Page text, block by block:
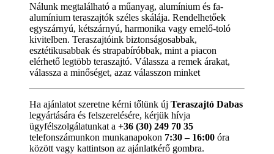
Nálunk megtalálható a műanyag, alumínium és fa-
alumínium teraszajtók széles skálája. Rendelhetőek
egyszárnyú, kétszárnyú, harmonika vagy emelő-toló
kivitelben. Teraszajtóink biztonságosabbak,
esztétikusabbak és strapabíróbbak, mint a piacon
elérhető legtöbb teraszajtó. Válassza a remek árakat,
válassza a minőséget, azaz válasszon minket
Ha ajánlatot szeretne kérni tőlünk új Teraszajtó Dabas
legyártására és felszerelésére, kérjük hívja
ügyfélszolgálatunkat a +36 (30) 249 70 35
telefonszámunkon munkanapokon 7:30 – 16:00 óra
között vagy kattintson az ajánlatkérő gombra.